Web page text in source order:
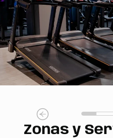
Zonas y